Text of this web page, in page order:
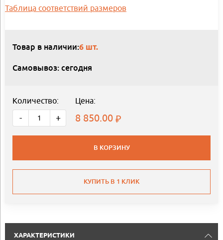
Таблица соответствий размеров
Товар в наличии:6 шт.
Самовывоз: сегодня
Количество:
- +
Цена:
8 850.00
В КОРЗИНУ
КУПИТЬ В 1 КЛИК
ХАРАКТЕРИСТИКИ